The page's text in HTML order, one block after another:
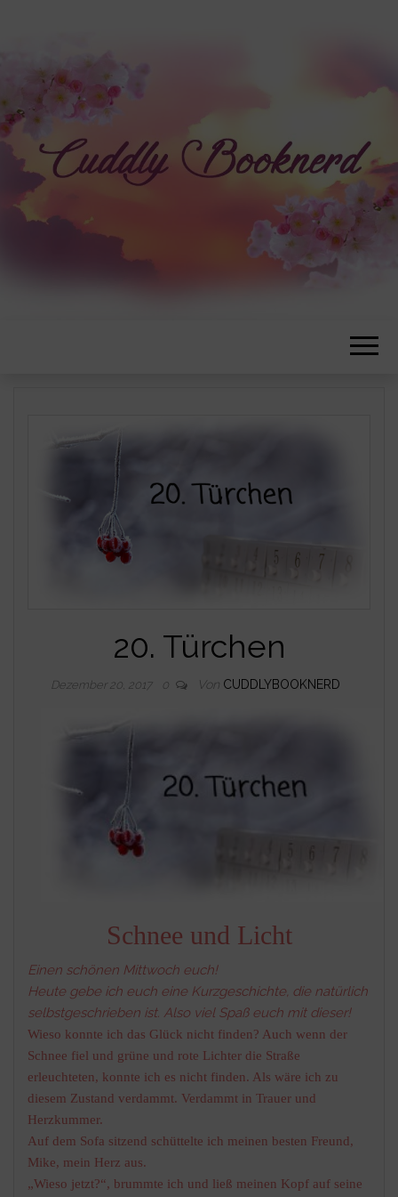
20. Türchen
Dezember 20, 2017 0 Von CUDDLYBOOKNERD
Schnee und Licht
Einen schönen Mittwoch euch!
Heute gebe ich euch eine Kurzgeschichte, die natürlich
selbstgeschrieben ist. Also viel Spaß euch mit dieser!
Wieso konnte ich das Glück nicht finden? Auch wenn der
Schnee fiel und grüne und rote Lichter die Straße
erleuchteten, konnte ich es nicht finden. Als wäre ich zu
diesem Zustand verdammt. Verdammt in Trauer und
Herzkummer.
Auf dem Sofa sitzend schüttelte ich meinen besten Freund,
Mike, mein Herz aus.
„Wieso jetzt?“, brummte ich und ließ meinen Kopf auf seine